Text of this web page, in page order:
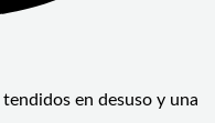
en desuso y una